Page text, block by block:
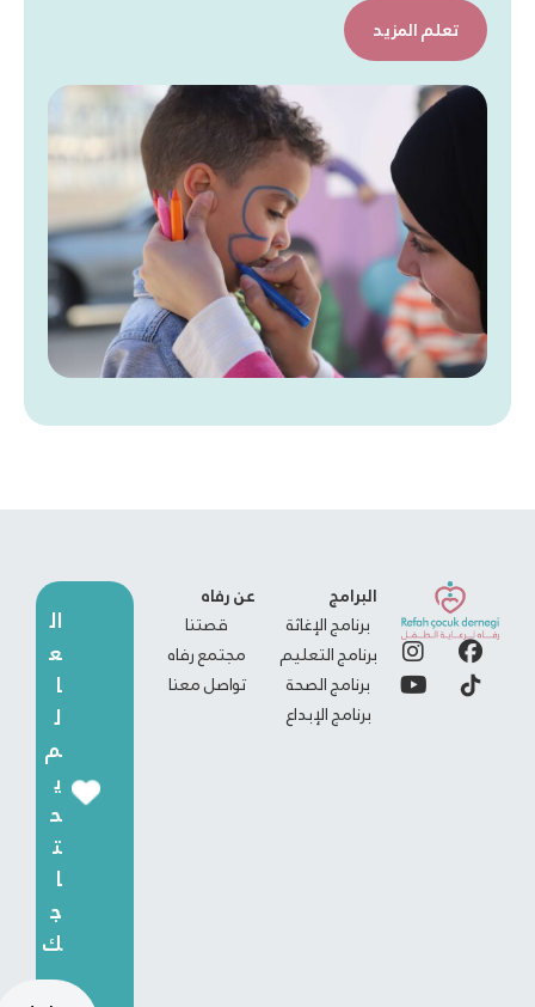
تعلم المزيد
البرامج
برنامج الإغاثة
برنامج التعليم
برنامج الصحة
برنامج الإبداع
عن رفاه
قصتنا
مجتمع رفاه
تواصل معنا
ال
ع
ا
ل
م
ي
ح
ت
ا
ج
ك